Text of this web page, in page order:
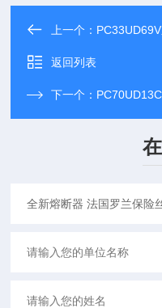
上一个： PC33UD69V系
返回列表
下一个： PC70UD13C/12C/